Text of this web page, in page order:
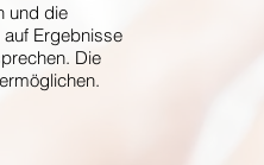
und die
Ergebnisse
Die